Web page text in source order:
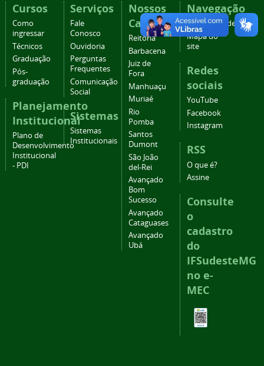
Cursos
Como
ingressar
Técnicos
Graduação
Pós-
graduação
Planejamento
Institucional
Plano de
Desenvolvimento
Institucional
- PDI
Serviços
Fale
Conosco
Ouvidoria
Perguntas
Frequentes
Comunicação
Social
Sistemas
Sistemas
Institucionais
Nossos
Campi
Reitoria
Barbacena
Juiz de
Fora
Manhuaçu
Muriaé
Rio
Pomba
Santos
Dumont
São João
del-Rei
Avançado
Bom
Sucesso
Avançado
Cataguases
Avançado
Ubá
Navegação
Acessibilidade
Mapa do
site
Redes
sociais
YouTube
Facebook
Instagram
RSS
O que é?
Assine
Consulte
o
cadastro
do
IFSudesteMG
no e-
MEC